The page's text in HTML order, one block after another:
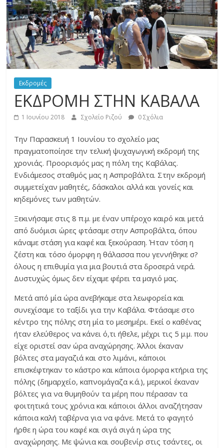
σχολείου
μας
Εκδρομές
ΕΚΔΡΟΜΗ ΣΤΗΝ ΚΑΒΑΛΑ
1 Ιουνίου 2018 Σχολείο Ριζού 0 Σχόλια
Την Παρασκευή 1 Ιουνίου το σχολείο μας
πραγματοποίησε την τελική ψυχαγωγική εκδρομή της
χρονιάς. Προορισμός μας η πόλη της Καβάλας.
Ενδιάμεσος σταθμός μας η Ασπροβάλτα. Στην εκδρομή
συμμετείχαν μαθητές, δάσκαλοι αλλά και γονείς και
κηδεμόνες των μαθητών.
Ξεκινήσαμε στις 8 π.μ. με έναν υπέροχο καιρό και μετά
από δυόμισι ώρες φτάσαμε στην Ασπροβάλτα, όπου
κάναμε στάση για καφέ και ξεκούραση. Ήταν τόση η
ζέστη και τόσο όμορφη η θάλασσα που γεννήθηκε σ?
όλους η επιθυμία για μια βουτιά στα δροσερά νερά.
Δυστυχώς όμως δεν είχαμε φέρει τα μαγιό μας.
Μετά από μία ώρα ανεβήκαμε στα λεωφορεία και
συνεχίσαμε το ταξίδι για την Καβάλα. Φτάσαμε στο
κέντρο της πόλης στη μία το μεσημέρι. Εκεί ο καθένας
ήταν ελεύθερος να κάνει ό,τι ήθελε, μέχρι τις 5 μ.μ. που
είχε οριστεί σαν ώρα αναχώρησης. Άλλοι έκαναν
βόλτες στα μαγαζιά και στο λιμάνι, κάποιοι
επισκέφτηκαν το κάστρο και κάποια όμορφα κτήρια της
πόλης (δημαρχείο, καπνομάγαζα κ.ά.), μερικοί έκαναν
βόλτες για να θυμηθούν τα μέρη που πέρασαν τα
φοιτητικά τους χρόνια και κάποιοι άλλοι αναζήτησαν
κάποια καλή ταβέρνα για να φάνε. Μετά το φαγητό
ήρθε η ώρα του καφέ και σιγά σιγά η ώρα της
αναχώρησης. Με ψώνια και σουβενίρ στις τσάντες, οι